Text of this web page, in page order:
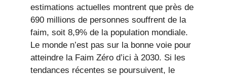
estimations actuelles montrent que près de
690 millions de personnes souffrent de la
faim, soit 8,9% de la population mondiale.
Le monde n’est pas sur la bonne voie pour
atteindre la Faim Zéro d’ici à 2030. Si les
tendances récentes se poursuivent, le